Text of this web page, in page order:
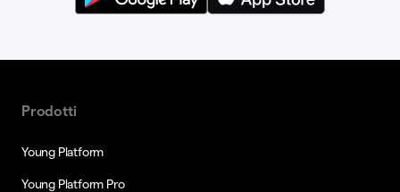
Prodotti
Young Platform
Young Platform Pro